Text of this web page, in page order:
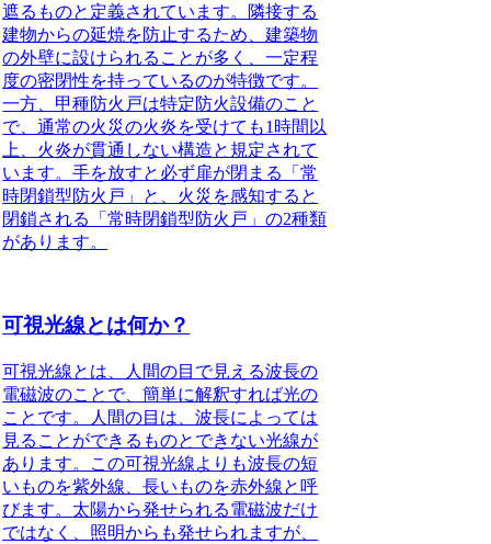
遮るものと定義されています。隣接する
建物からの延焼を防止するため、建築物
の外壁に設けられることが多く、一定程
度の密閉性を持っているのが特徴です。
一方、甲種防火戸は特定防火設備のこと
で、通常の火災の火炎を受けても1時間以
上、火炎が貫通しない構造と規定されて
います。手を放すと必ず扉が閉まる「常
時閉鎖型防火戸」と、火災を感知すると
閉鎖される「常時閉鎖型防火戸」の2種類
があります。
可視光線とは何か？
可視光線とは、人間の目で見える波長の
電磁波のことで、簡単に解釈すれば光の
こと です。人間の目は、波長によっては
見ることができるものとできない光線が
あります。この可視光線よりも波長の短
いものを紫外線、長いものを赤外線と呼
びます。 太陽から発せられる電磁波だけ
ではなく、照明からも発せられますが、